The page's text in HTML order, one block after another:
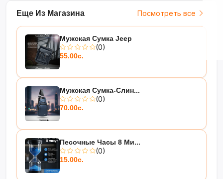
Еще Из Магазина Посмотреть все
Мужская Сумка Jeep
(0)
55.00с.
Мужская Сумка-Слин...
(0)
70.00с.
Песочные Часы 8 Ми...
(0)
15.00с.